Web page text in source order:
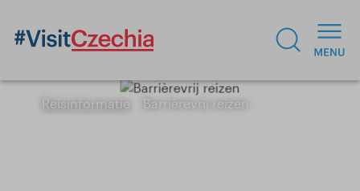
Reisinformatie Barrièrevrij reizen